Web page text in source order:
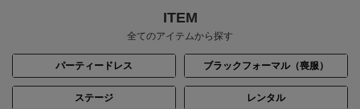
ITEM
全てのアイテムから探す
パーティードレス ブラックフォーマル（喪服）
ステージ レンタル